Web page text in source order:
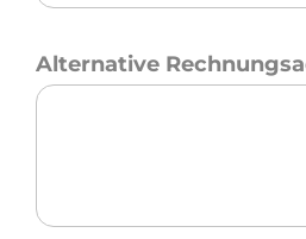
Alternative